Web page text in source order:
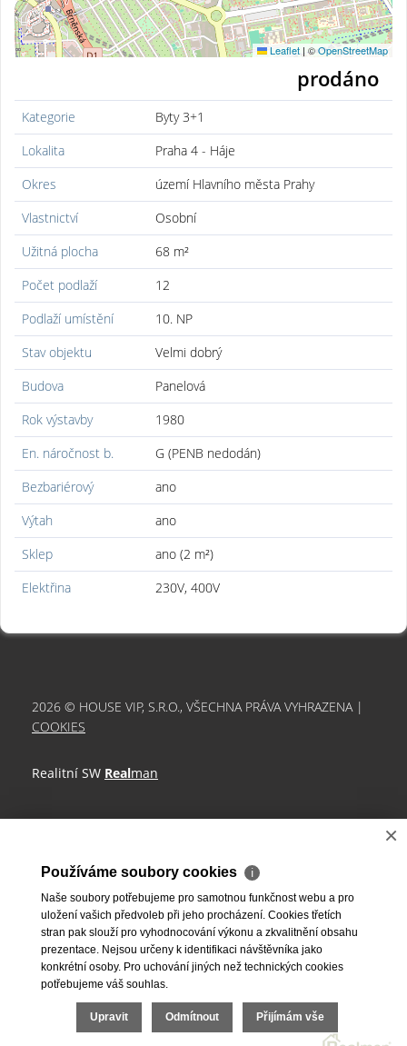
Leaflet |©OpenStreetMap
prodáno
Kategorie
Byty 3+1
Lokalita
Praha 4 - Háje
Okres
území Hlavního města Prahy
Vlastnictví
Osobní
Užitná plocha
68 m²
Počet podlaží
12
Podlaží umístění
10. NP
Stav objektu
Velmi dobrý
Budova
Panelová
Rok výstavby
1980
En. náročnost b.
G (PENB nedodán)
Bezbariérový
ano
Výtah
ano
Sklep
ano (2 m²)
Elektřina
230V, 400V
2026 © HOUSE VIP, S.R.O., VŠECHNA PRÁVA VYHRAZENA |
COOKIES
Realitní SW Realman
×
Používáme soubory cookies ℹ
Naše soubory potřebujeme pro samotnou funkčnost webu a pro
uložení vašich předvoleb při jeho procházení. Cookies třetích
stran pak slouží pro vyhodnocování výkonu a zkvalitnění obsahu
prezentace. Nejsou určeny k identifikaci návštěvníka jako
konkrétní osoby. Pro uchování jiných než technických cookies
potřebujeme váš souhlas.
Upravit Odmítnout Přijímám vše